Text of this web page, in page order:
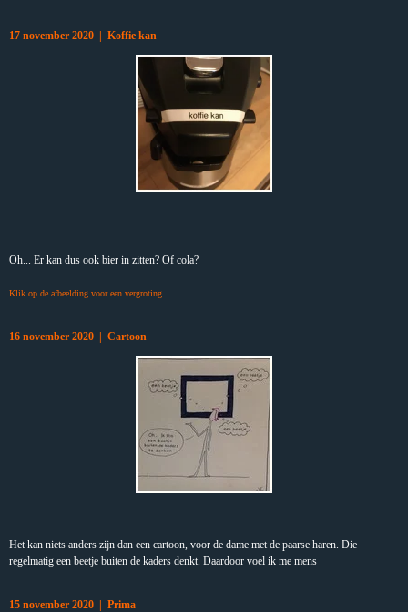
17 november 2020 | Koffie kan
Oh... Er kan dus ook bier in zitten? Of cola?
Klik op de afbeelding voor een vergroting
16 november 2020 | Cartoon
Het kan niets anders zijn dan een cartoon, voor de dame met de paarse haren. Die
regelmatig een beetje buiten de kaders denkt. Daardoor voel ik me mens
15 november 2020 | Prima